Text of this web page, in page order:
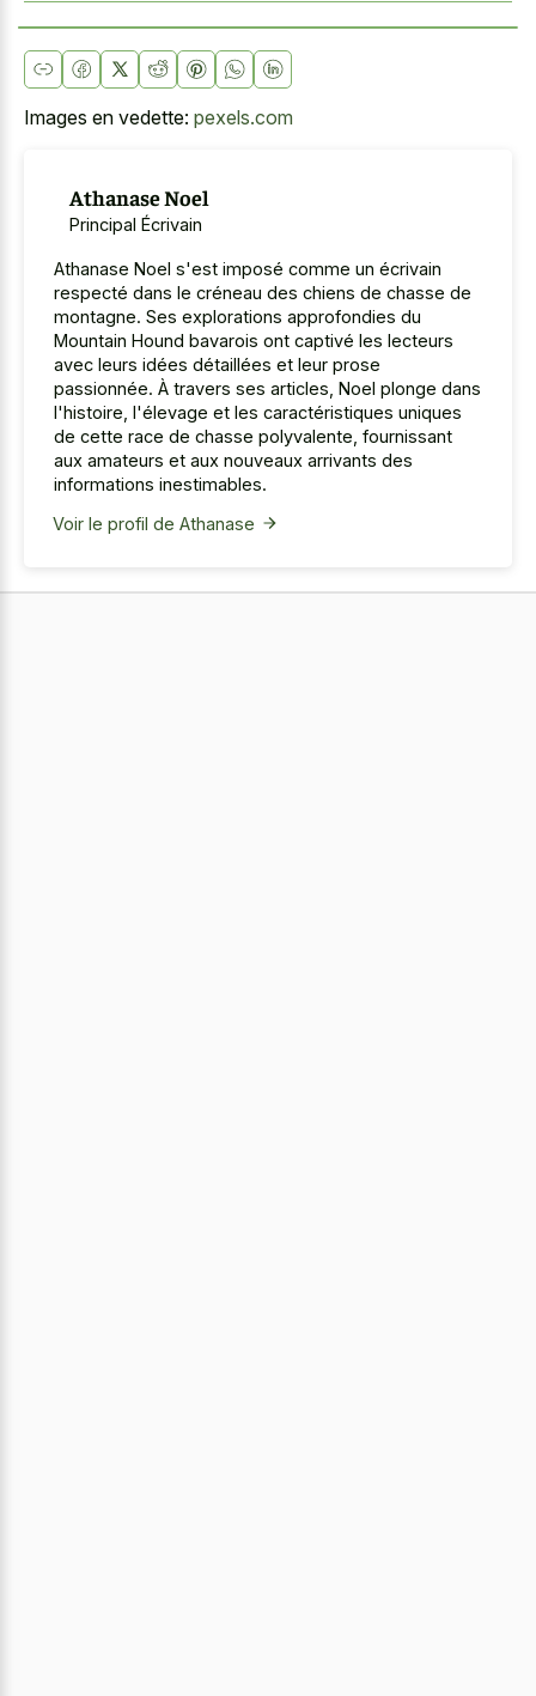
Images en vedette: pexels.com
Athanase Noel
Principal Écrivain
Athanase Noel s'est imposé comme un écrivain
respecté dans le créneau des chiens de chasse de
montagne. Ses explorations approfondies du
Mountain Hound bavarois ont captivé les lecteurs
avec leurs idées détaillées et leur prose
passionnée. À travers ses articles, Noel plonge dans
l'histoire, l'élevage et les caractéristiques uniques
de cette race de chasse polyvalente, fournissant
aux amateurs et aux nouveaux arrivants des
informations inestimables.
Voir le profil de Athanase